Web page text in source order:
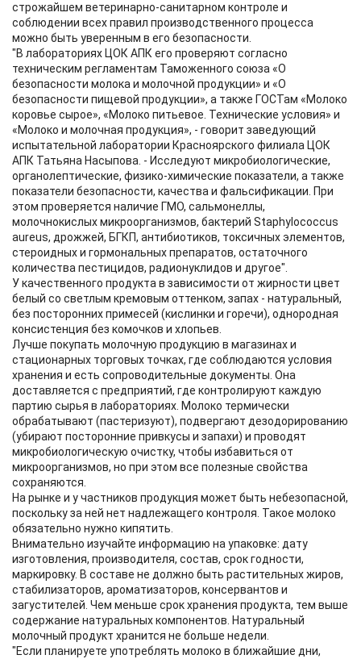
строжайшем ветеринарно-санитарном контроле и
соблюдении всех правил производственного процесса
можно быть уверенным в его безопасности.
"В лабораториях ЦОК АПК его проверяют согласно
техническим регламентам Таможенного союза «О
безопасности молока и молочной продукции» и «О
безопасности пищевой продукции», а также ГОСТам «Молоко
коровье сырое», «Молоко питьевое. Технические условия» и
«Молоко и молочная продукция», - говорит заведующий
испытательной лаборатории Красноярского филиала ЦОК
АПК Татьяна Насыпова. - Исследуют микробиологические,
органолептические, физико-химические показатели, а также
показатели безопасности, качества и фальсификации. При
этом проверяется наличие ГМО, сальмонеллы,
молочнокислых микроорганизмов, бактерий Staphylococcus
aureus, дрожжей, БГКП, антибиотиков, токсичных элементов,
стероидных и гормональных препаратов, остаточного
количества пестицидов, радионуклидов и другое".
У качественного продукта в зависимости от жирности цвет
белый со светлым кремовым оттенком, запах - натуральный,
без посторонних примесей (кислинки и горечи), однородная
консистенция без комочков и хлопьев.
Лучше покупать молочную продукцию в магазинах и
стационарных торговых точках, где соблюдаются условия
хранения и есть сопроводительные документы. Она
доставляется с предприятий, где контролируют каждую
партию сырья в лабораториях. Молоко термически
обрабатывают (пастеризуют), подвергают дезодорированию
(убирают посторонние привкусы и запахи) и проводят
микробиологическую очистку, чтобы избавиться от
микроорганизмов, но при этом все полезные свойства
сохраняются.
На рынке и у частников продукция может быть небезопасной,
поскольку за ней нет надлежащего контроля. Такое молоко
обязательно нужно кипятить.
Внимательно изучайте информацию на упаковке: дату
изготовления, производителя, состав, срок годности,
маркировку. В составе не должно быть растительных жиров,
стабилизаторов, ароматизаторов, консервантов и
загустителей. Чем меньше срок хранения продукта, тем выше
содержание натуральных компонентов. Натуральный
молочный продукт хранится не больше недели.
"Если планируете употреблять молоко в ближайшие дни,